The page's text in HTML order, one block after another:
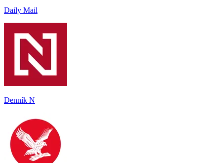
Daily Mail
Denník N